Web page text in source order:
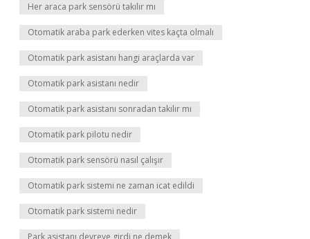
Her araca park sensörü takılır mı
Otomatik araba park ederken vites kaçta olmalı
Otomatik park asistanı hangi araçlarda var
Otomatik park asistanı nedir
Otomatik park asistanı sonradan takılır mı
Otomatik park pilotu nedir
Otomatik park sensörü nasıl çalışır
Otomatik park sistemi ne zaman icat edildi
Otomatik park sistemi nedir
Park asistanı devreye girdi ne demek